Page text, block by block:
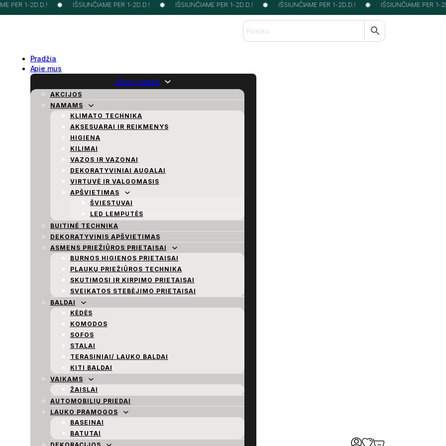
PER 1-2D.D.! IŠSIUNČIAME PER 1-2D.D.! IŠSIUNČIAME PER 1-2D.D.! IŠSIUNČIAME PER 1-2D.D.! IŠSIUNČIAME PER 1-
Pradžia
Apie mus
Visos prekės
AKCIJOS
NAMAMS
KLIMATO TECHNIKA
AKSESUARAI IR REIKMENYS
HIGIENA
KILIMAI
VAZOS IR VAZONAI
DEKORATYVINIAI AUGALAI
VIRTUVĖ IR VALGOMASIS
APŠVIETIMAS
ŠVIESTUVAI
LED LEMPUTĖS
BUITINĖ TECHNIKA
DEKORATYVINIS APŠVIETIMAS
ASMENS PRIEŽIŪROS PRIETAISAI
BURNOS HIGIENOS PRIETAISAI
PLAUKŲ PRIEŽIŪROS TECHNIKA
SKUTIMOSI IR KIRPIMO PRIETAISAI
SVEIKATOS STEBĖJIMO PRIETAISAI
BALDAI
KĖDĖS
KOMODOS
SOFOS
STALAI
TERASINIAI/ LAUKO BALDAI
KITI BALDAI
VAIKAMS
ŽAISLAI
AUTOMOBILIŲ PRIEDAI
LAUKO PRAMOGOS
BASEINAI
BATUTAI